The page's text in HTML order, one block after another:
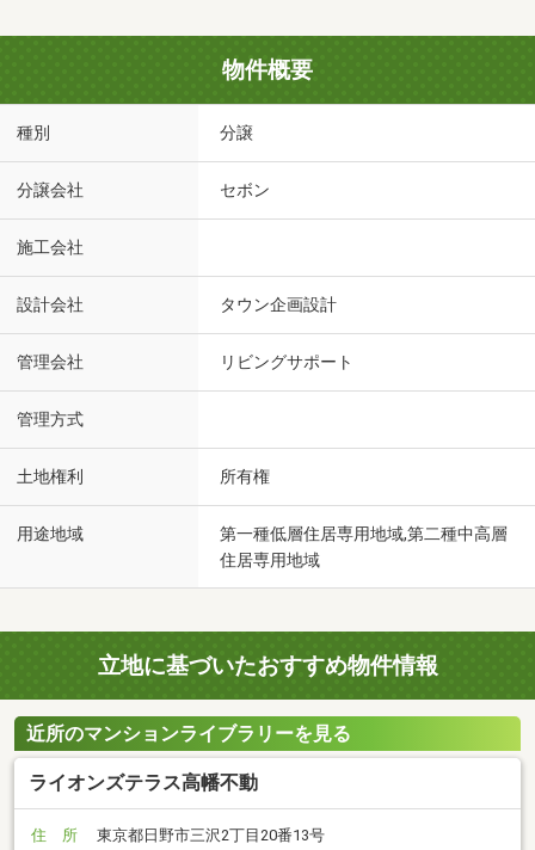
物件概要
種別 分譲
分譲会社 セボン
施工会社
設計会社 タウン企画設計
管理会社 リビングサポート
管理方式
土地権利 所有権
用途地域
第一種低層住居専用地域,第二種中高層
住居専用地域
立地に基づいたおすすめ物件情報
近所のマンションライブラリーを見る
ライオンズテラス高幡不動
住 所
東京都日野市三沢2丁目20番13号